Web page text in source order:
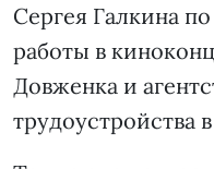
Сергея Галкина
работы в
Довженка и
трудоустройства